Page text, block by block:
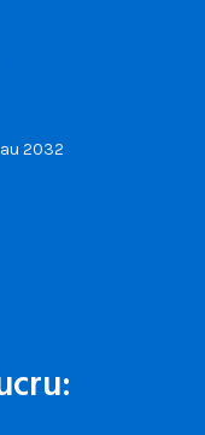
2032